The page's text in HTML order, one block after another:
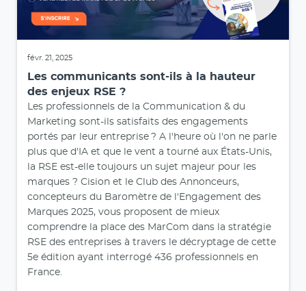
févr. 21, 2025
Les communicants sont-ils à la hauteur
des enjeux RSE ?
Les professionnels de la Communication & du
Marketing sont-ils satisfaits des engagements
portés par leur entreprise ? A l'heure où l'on ne parle
plus que d'IA et que le vent a tourné aux États-Unis,
la RSE est-elle toujours un sujet majeur pour les
marques ? Cision et le Club des Annonceurs,
concepteurs du Baromètre de l'Engagement des
Marques 2025, vous proposent de mieux
comprendre la place des MarCom dans la stratégie
RSE des entreprises à travers le décryptage de cette
5e édition ayant interrogé 436 professionnels en
France.